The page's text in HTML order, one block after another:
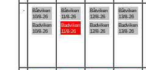
Båtviken
10/8-26
Badviken
10/8-26
Båtviken
11/8-26
Badviken
11/8-26
Båtviken
12/8-26
Badviken
12/8-26
Båtviken
13/8-26
Badviken
13/8-26